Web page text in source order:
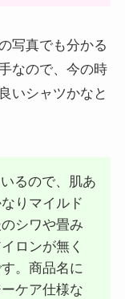
写真でも分かる
なので、今の時
いシャツかなと
るので、肌あ
りマイルド
シワや畳み
ロンが無く
。商品名に
ケア仕様な